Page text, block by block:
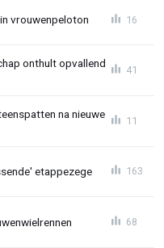
vrouwenpeloton 16
onthult opvallend
41
na nieuwe
11
etappezege 163
68